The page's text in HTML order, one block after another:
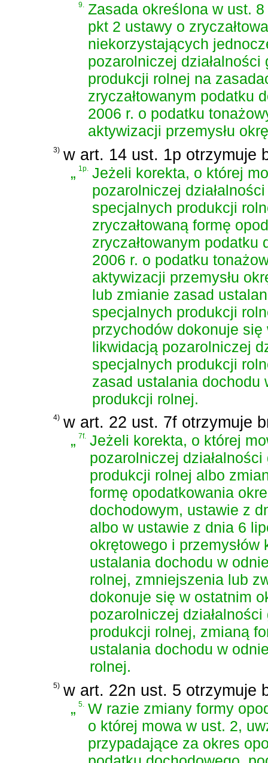
9. Zasada określona w ust.
pkt 2 ustawy o
niekorzystających
pozarolniczej
produkcji rolnej na
zryczałtowanym podatku
2006 r. o podatku
aktywizacji przemysłu
3) w art. 14 ust. 1p otrzymuje
„1p. Jeżeli korekta, o której
pozarolniczej
specjalnych produkcji
zryczałtowaną formę
zryczałtowanym
2006 r. o podatku
aktywizacji przemysłu
lub zmianie zasad
specjalnych produkcji
przychodów dokonuje
likwidacją pozarolniczej
specjalnych produkcji
zasad ustalania dochodu
produkcji rolnej.
4) w art. 22 ust. 7f otrzymuje
„7f. Jeżeli korekta, o której
pozarolniczej
produkcji rolnej albo
formę opodatkowania
dochodowym, ustawie z
albo w ustawie z dnia 6
okrętowego i
ustalania dochodu w
rolnej, zmniejszenia lub
dokonuje się w ostatnim
pozarolniczej
produkcji rolnej, zmianą
ustalania dochodu w
rolnej.
5) w art. 22n ust. 5 otrzymuje
„5. W razie zmiany formy
o której mowa w ust. 2,
przypadające za okres